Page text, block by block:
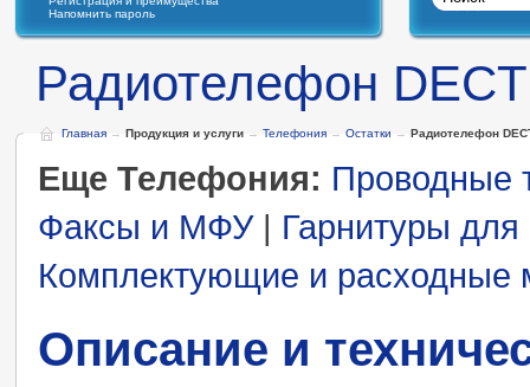
Напомнить пароль
Радиотелефон
Главная → Продукция и услуги → Телефония → Остатки → Радиотелефон
Еще Телефония:
Факсы и МФУ| Гарнитуры
Комплектующие и расходные
Описание и